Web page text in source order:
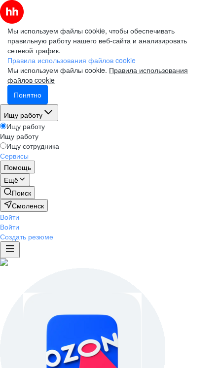
Мы используем файлы cookie, чтобы обеспечивать
правильную работу нашего веб-сайта и анализировать
сетевой трафик.
Правила использования файлов cookie
Мы используем файлы cookie. Правила использования
файлов cookie
Понятно
Ищу работу
Ищу работу
Ищу работу
Ищу сотрудника
Сервисы
Помощь
Ещё
Поиск
Смоленск
Войти
Войти
Создать резюме